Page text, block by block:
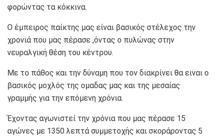
φορώντας τα κόκκινα.
Ο έμπειρος παίκτης μας είναι βασικός στέλεχος την
χρονιά που μας πέρασε ,όντας ο πυλώνας στην
νευραλγική θέση του κέντρου.
Με το πάθος και την δύναμη που τον διακρίνει θα ειναι ο
βασικός μοχλός της ομαδας μας και της μεσαίας
γραμμής για την επόμενη χρόνια.
Έχοντας αγωνιστεί την χρόνια που μας πέρασε 15
αγώνες με 1350 λεπτά συμμετοχής και σκοράροντας 5